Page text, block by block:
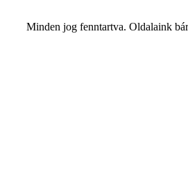
Minden jog fenntartva. Oldalaink